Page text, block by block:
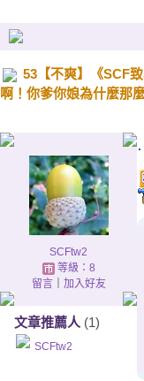
53【不爽】《SCF
啊！你爹你娘為什麼那
SCFtw2
等級：8
留言｜ 加入好友
文章推薦人 (1)
SCFtw2
.